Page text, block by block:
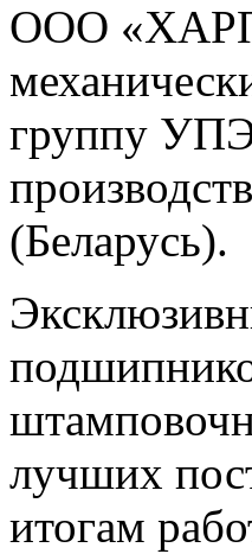
ООО «ХАРП
группу
(Беларусь).
лучших
итогам